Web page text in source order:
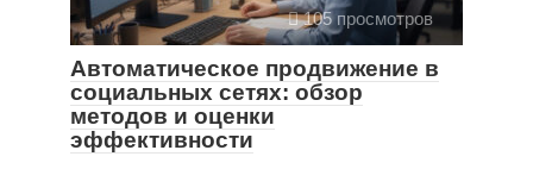
105 просмотров
Автоматическое продвижение в
социальных сетях: обзор
методов и оценки
эффективности